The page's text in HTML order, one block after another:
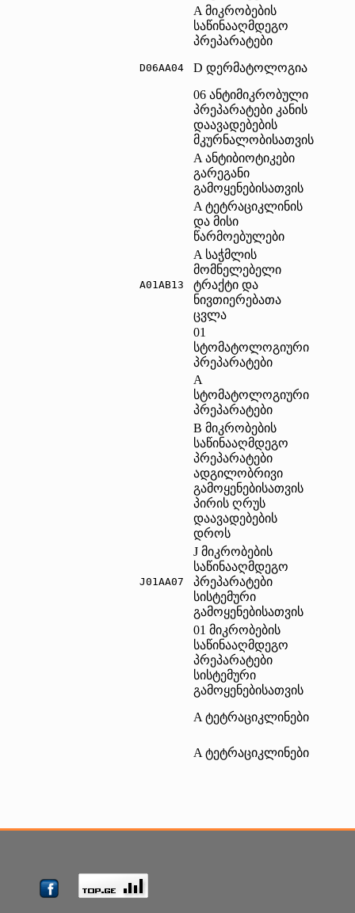
A მიკრობების
საწინააღმდეგო
პრეპარატები
D დერმატოლოგია
06 ანტიმიკრობული
პრეპარატები კანის
დაავადებების
მკურნალობისათვის
A ანტიბიოტიკები
გარეგანი
გამოყენებისათვის
A ტეტრაციკლინის
და მისი
წარმოებულები
A საჭმლის
მომნელებელი
ტრაქტი და
ნივთიერებათა
ცვლა
01
სტომატოლოგიური
პრეპარატები
A
სტომატოლოგიური
პრეპარატები
B მიკრობების
საწინააღმდეგო
პრეპარატები
ადგილობრივი
გამოყენებისათვის
პირის ღრუს
დაავადებების
დროს
J მიკრობების
საწინააღმდეგო
პრეპარატები
სისტემური
გამოყენებისათვის
01 მიკრობების
საწინააღმდეგო
პრეპარატები
სისტემური
გამოყენებისათვის
A ტეტრაციკლინები
A ტეტრაციკლინები